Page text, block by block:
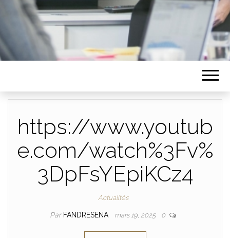
https://www.youtub
e.com/watch%3Fv%
3DpFsYEpiKCz4
Actualités
Par FANDRESENA mars 19, 2025 0